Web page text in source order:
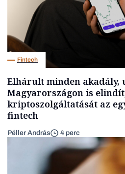
Fintech
Elhárult minden akadály,
Magyarországon is
kriptoszolgáltatását az
fintech
Péller András 4 perc